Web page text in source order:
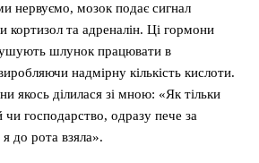
нервуємо, мозок подає сигнал
кортизол та адреналін. Ці гормони
шлунок працювати в
надмірну кількість кислоти.
якось ділилася зі мною: «Як тільки
чи господарство, одразу пече за
до рота взяла».